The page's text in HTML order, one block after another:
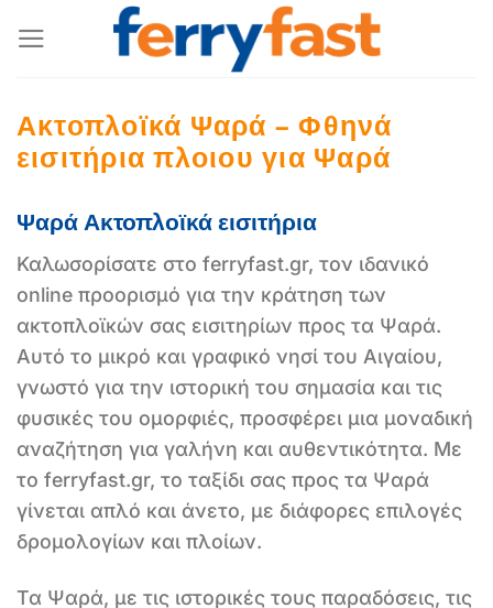
στο
Ακτοπλοϊκά Ψαρά – Φθηνά
εισιτήρια πλοιου για Ψαρά
Ψαρά Ακτοπλοϊκά εισιτήρια
Καλωσορίσατε στο ferryfast.gr, τον ιδανικό
online προορισμό για την κράτηση των
ακτοπλοϊκών σας εισιτηρίων προς τα Ψαρά.
Αυτό το μικρό και γραφικό νησί του Αιγαίου,
γνωστό για την ιστορική του σημασία και τις
φυσικές του ομορφιές, προσφέρει μια μοναδική
αναζήτηση για γαλήνη και αυθεντικότητα. Με
το ferryfast.gr, το ταξίδι σας προς τα Ψαρά
γίνεται απλό και άνετο, με διάφορες επιλογές
δρομολογίων και πλοίων.
Τα Ψαρά, με τις ιστορικές τους παραδόσεις, τις